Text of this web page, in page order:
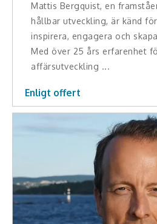
Ledarskap, medarbetarskap,
Miljö, hållbar utveckling
Mångfald och integration
Omvärld, politik, juridik
Pedagogik, skola, föräldraskap
Teamwork, teambuilding,
Vård, omsorg, beroende
Mattis Bergquist, en
hållbar utveckling, är känd
inspirera, engagera och
Med över 25 års erfarenhet
affärsutveckling ...
Enligt offert